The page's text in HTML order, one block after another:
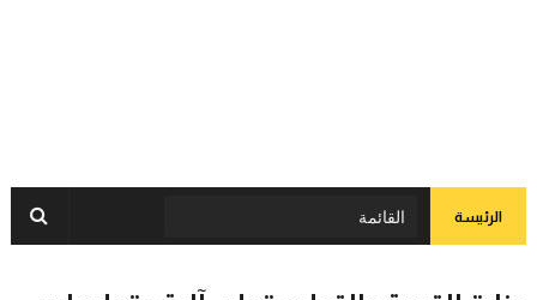
الرئيسة